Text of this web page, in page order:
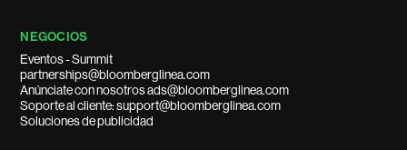
NEGOCIOS
Eventos - Summit
partnerships@bloomberglinea.com
Anúnciate con nosotros ads@bloomberglinea.com
Soporte al cliente: support@bloomberglinea.com
Soluciones de publicidad